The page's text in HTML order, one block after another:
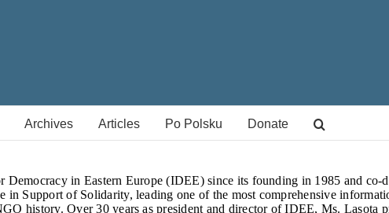
Archives Articles Po Polsku Donate
Democracy in Eastern Europe (IDEE) since its founding in 1985 and co-
in Support of Solidarity, leading one of the most comprehensive
history. Over 30 years as president and director of IDEE, Ms. Lasota